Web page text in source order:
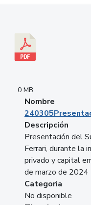
0 MB
Nombre
Descripción
Presentación del
Ferrari, durante la
privado y capital
de marzo de 2024
Categoria
No disponible